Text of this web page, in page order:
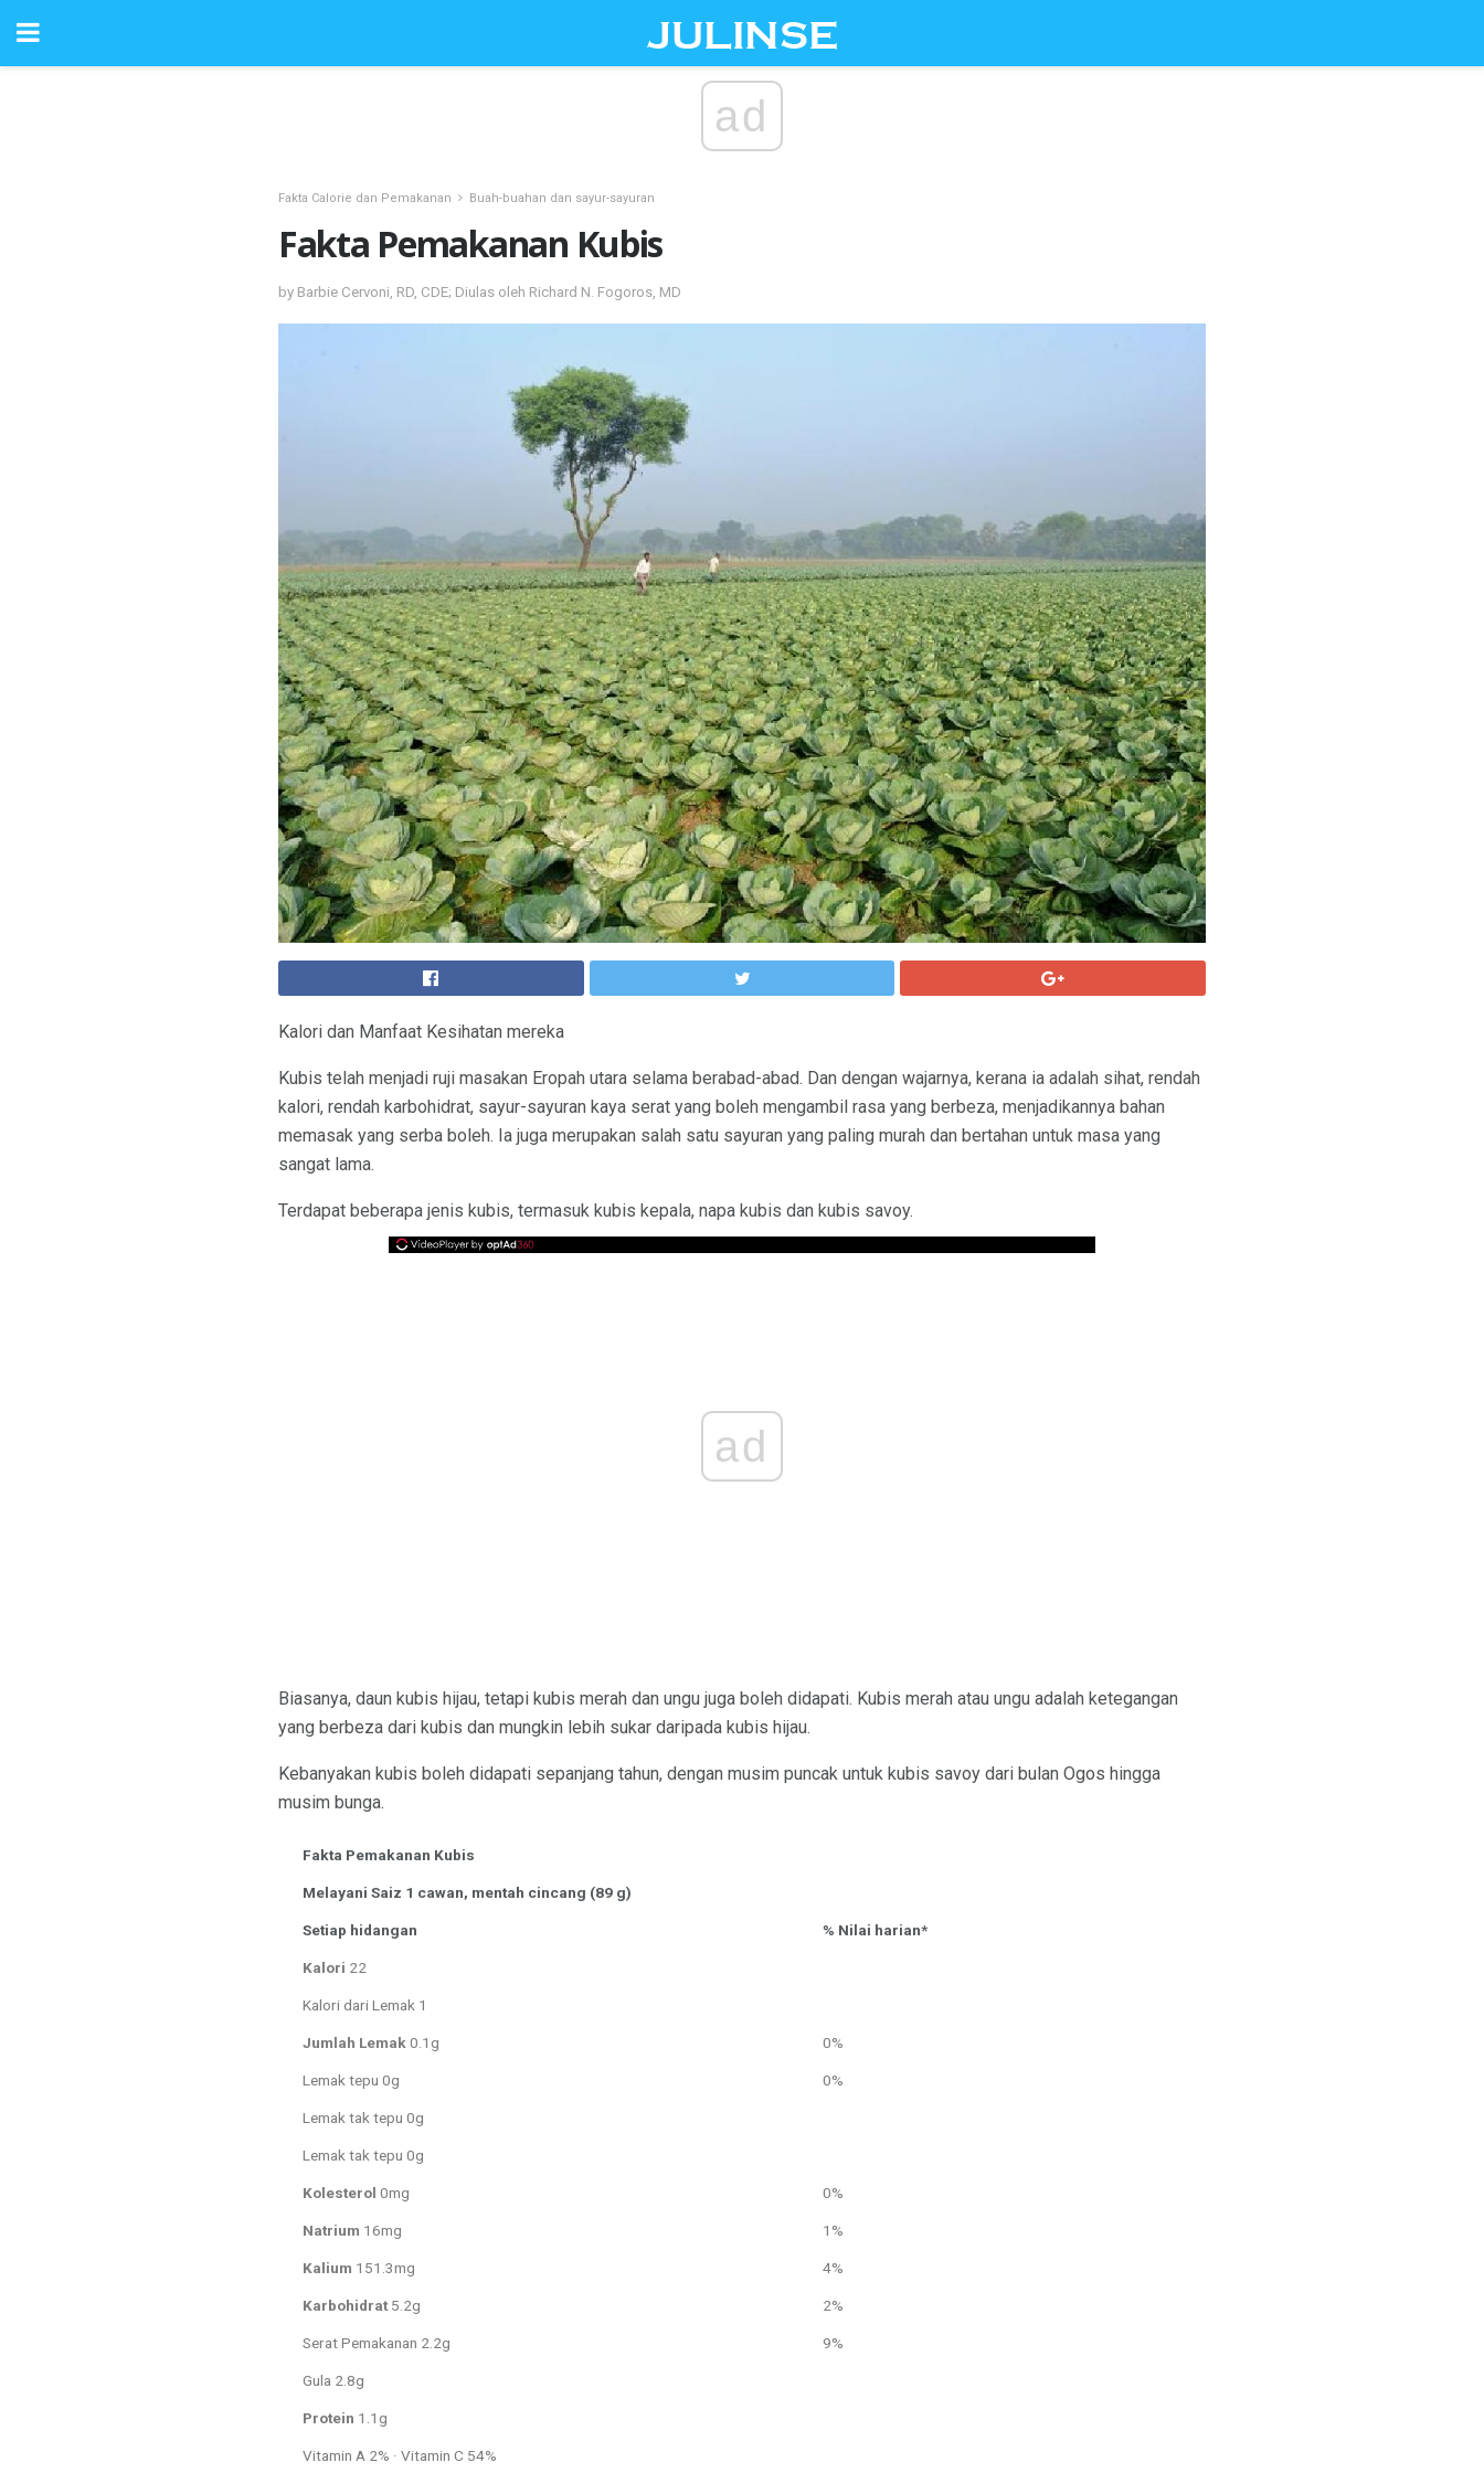
ad
Fakta Calorie dan Pemakanan Buah-buahan dan sayur-sayuran
Fakta Pemakanan Kubis
by Barbie Cervoni, RD, CDE; Diulas oleh Richard N. Fogoros, MD
Kalori dan Manfaat Kesihatan mereka
Kubis telah menjadi ruji masakan Eropah utara selama berabad-abad. Dan dengan wajarnya, kerana ia adalah sihat, rendah
kalori, rendah karbohidrat, sayur-sayuran kaya serat yang boleh mengambil rasa yang berbeza, menjadikannya bahan
memasak yang serba boleh. Ia juga merupakan salah satu sayuran yang paling murah dan bertahan untuk masa yang
sangat lama.
Terdapat beberapa jenis kubis, termasuk kubis kepala, napa kubis dan kubis savoy.
ad
Biasanya, daun kubis hijau, tetapi kubis merah dan ungu juga boleh didapati. Kubis merah atau ungu adalah ketegangan
yang berbeza dari kubis dan mungkin lebih sukar daripada kubis hijau.
Kebanyakan kubis boleh didapati sepanjang tahun, dengan musim puncak untuk kubis savoy dari bulan Ogos hingga
musim bunga.
Fakta Pemakanan Kubis
Melayani Saiz 1 cawan, mentah cincang (89 g)
Setiap hidangan % Nilai harian*
Kalori 22
Kalori dari Lemak 1
Jumlah Lemak 0.1g 0%
Lemak tepu 0g 0%
Lemak tak tepu 0g
Lemak tak tepu 0g
Kolesterol 0mg 0%
Natrium 16mg 1%
Kalium 151.3mg 4%
Karbohidrat 5.2g 2%
Serat Pemakanan 2.2g 9%
Gula 2.8g
Protein 1.1g
Vitamin A 2% · Vitamin C 54%